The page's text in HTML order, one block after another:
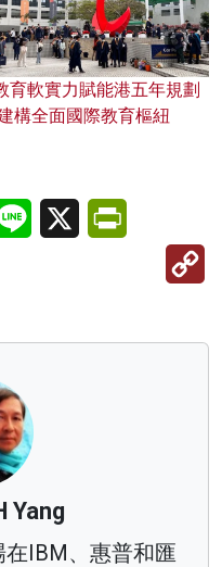
育軟實力賦能港五年規劃
構全面國際教育樞紐
Line X
Yang
IBM、惠普和匯